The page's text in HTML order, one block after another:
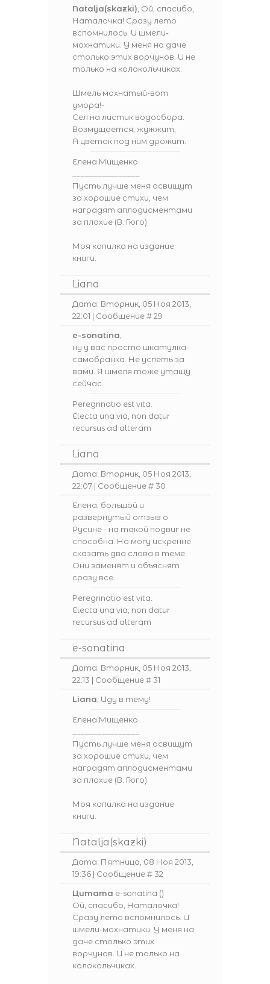
Natalja(skazki) , Ой, спасибо,
Наталочка! Сразу лето
вспомнилось. И шмели-
мохнатики. У меня на даче
столько этих ворчунов. И не
только на колокольчиках.
Шмель мохнатый-вот
умора!-
Сел на листик водосбора.
Возмущается, жужжит,
А цветок под ним дрожит.
Елена Мищенко
Пусть лучше меня освищут
за хорошие стихи, чем
наградят аплодисментами
за плохие (В. Гюго)
Моя копилка на издание
книги.
Liana
Дата: Вторник, 05 Ноя 2013,
22:01 | Сообщение #29
e-sonatina
ну у вас просто шкатулка-
самобранка. Не успеть за
вами. Я шмеля тоже утащу
сейчас.
Peregrinatio est vita.
Electa una via, non datur
recursus ad alteram
Liana
Дата: Вторник, 05 Ноя 2013,
22:07 | Сообщение #30
Елена, большой и
развернутый отзыв о
Русине - на такой подвиг не
способна. Но могу искренне
сказать два слова в теме.
Они заменят и объяснят
сразу все.
Peregrinatio est vita.
Electa una via, non datur
recursus ad alteram
e-sonatina
Дата: Вторник, 05 Ноя 2013,
22:13 | Сообщение #31
Liana , Иду в тему!
Елена Мищенко
Пусть лучше меня освищут
за хорошие стихи, чем
наградят аплодисментами
за плохие (В. Гюго)
Моя копилка на издание
книги.
Natalja(skazki)
Дата: Пятница, 08 Ноя 2013,
19:36 | Сообщение #32
Цитата e-sonatina ()
Ой, спасибо, Наталочка!
Сразу лето вспомнилось. И
шмели-мохнатики. У меня на
даче столько этих
ворчунов. И не только на
колокольчиках.